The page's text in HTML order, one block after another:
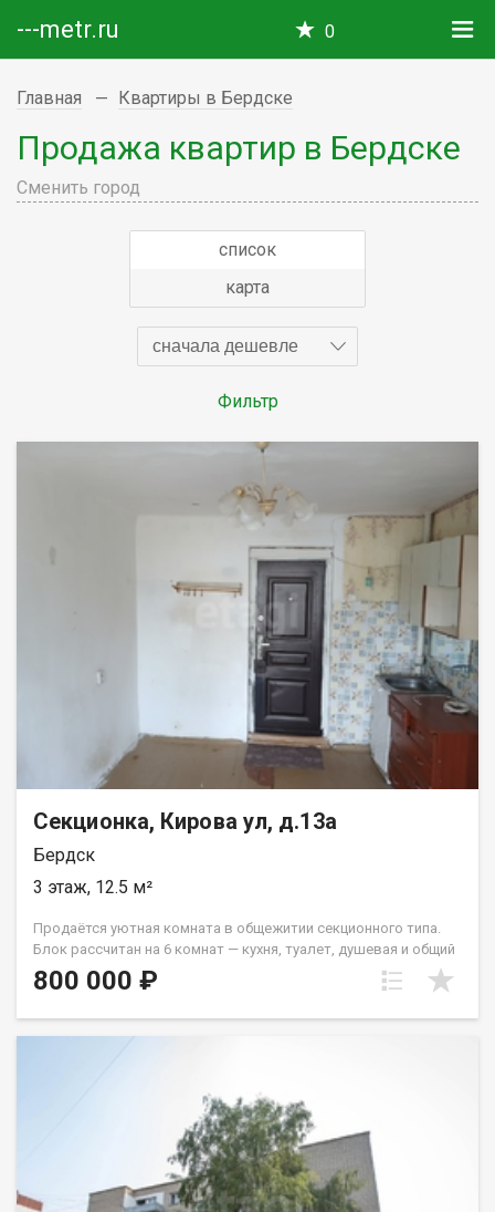
---metr.ru 0
Главная Квартиры в Бердске
Продажа квартир в Бердске
Сменить город
список
карта
сначала дешевле
Фильтр
Секционка, Кирова ул, д.13а
Бердск
3 этаж, 12.5 м²
Продаётся уютная комната в общежитии секционного типа.
Блок рассчитан на 6 комнат — кухня, туалет, душевая и общий
коридор поддерживаются в порядке самими жильцами. В
самой комнате проведена вода и слив, установлено
поклеить обои и побелить потолок. Это отличный вариант
техникум. В шаговой доступности — магазины, спортзал,
остановка общественного транспорта, поликлиника, парк
Победы и железнодорожный вокзал, а также 4 детских сада и
2 школы. В покупку этой комнаты можно вложить
материнский капитал. Юридическое сопровождение на
каждом этапе сделки. Просмотр по предварительной
800 000 ₽